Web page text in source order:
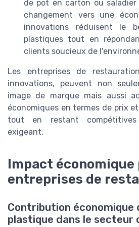
de pot en carton ou
changement vers une
innovations réduisent le
plastiques tout en
clients soucieux de
Les entreprises de
innovations, peuvent non
image de marque mais aussi
économiques en termes de prix
tout en restant
exigeant.
Impact économique
entreprises de
Contribution économique
plastique dans le secteur